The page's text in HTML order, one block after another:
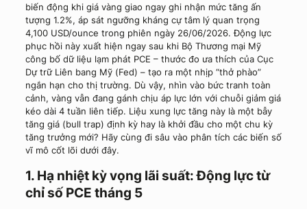
biến động khi giá vàng giao ngay ghi nhận mức tăng ấn
tượng 1.2%, áp sát ngưỡng kháng cự tâm lý quan trọng
4,100 USD/ounce trong phiên ngày 26/06/2026. Động lực
phục hồi này xuất hiện ngay sau khi Bộ Thương mại Mỹ
công bố dữ liệu lạm phát PCE – thước đo ưa thích của Cục
Dự trữ Liên bang Mỹ (Fed) – tạo ra một nhịp “thở phào”
ngắn hạn cho thị trường. Dù vậy, nhìn vào bức tranh toàn
cảnh, vàng vẫn đang gánh chịu áp lực lớn với chuỗi giảm giá
kéo dài 4 tuần liên tiếp. Liệu xung lực tăng này là một bẫy
tăng giá (bull trap) định kỳ hay là khởi đầu cho một chu kỳ
tăng trưởng mới? Hãy cùng đi sâu vào phân tích các biến số
vĩ mô cốt lõi dưới đây.
1. Hạ nhiệt kỳ vọng lãi suất: Động lực từ
chỉ số PCE tháng 5